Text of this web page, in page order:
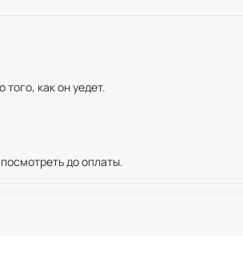
как он уедет.
до оплаты.